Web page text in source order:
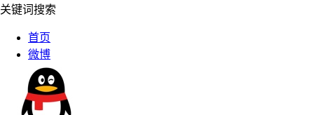
关键词搜索
首页
微博
代码